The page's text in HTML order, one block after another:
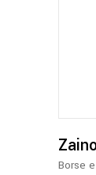
Borse